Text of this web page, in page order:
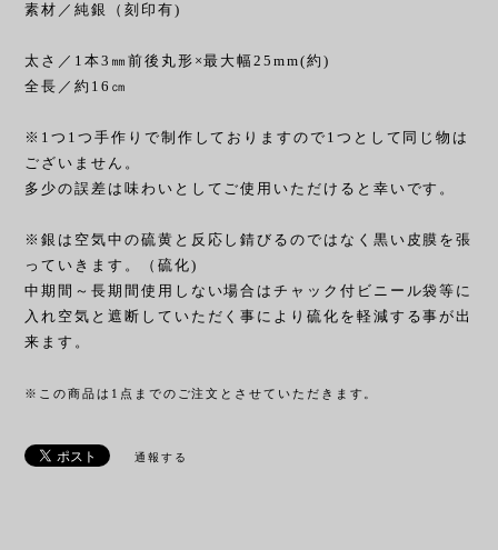
素材／純銀（刻印有)
太さ／1本3㎜前後丸形×最大幅25mm(約)
全長／約16㎝
※1つ1つ手作りで制作しておりますので1つとして同じ物は
ございません。
多少の誤差は味わいとしてご使用いただけると幸いです。
※銀は空気中の硫黄と反応し錆びるのではなく黒い皮膜を張
っていきます。（硫化)
中期間～長期間使用しない場合はチャック付ビニール袋等に
入れ空気と遮断していただく事により硫化を軽減する事が出
来ます。
※この商品は1点までのご注文とさせていただきます。
通報する